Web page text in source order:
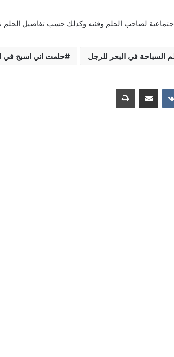
لصاحب الحلم وفئته وكذلك حسب تفاصيل الحلم
السباحة في البحر للرجل حلمت اني اسبح في